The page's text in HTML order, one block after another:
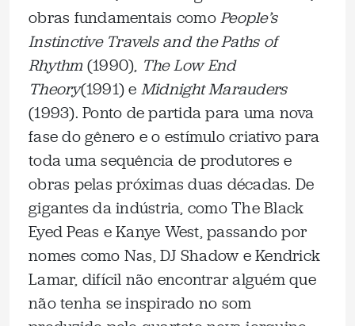
obras fundamentais comoPeople’s
Instinctive Travels and the Paths of
Rhythm (1990), The Low End
Theory(1991) e Midnight Marauders
(1993). Ponto de partida para uma nova
fase do gênero e o estímulo criativo para
toda uma sequência de produtores e
obras pelas próximas duas décadas. De
gigantes da indústria, como The Black
Eyed Peas e Kanye West, passando por
nomes como Nas, DJ Shadow e Kendrick
Lamar, difícil não encontrar alguém que
não tenha se inspirado no som